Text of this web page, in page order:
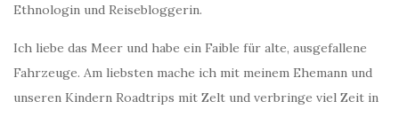
Ethnologin und Reisebloggerin.
Ich liebe das Meer und habe ein Faible für alte, ausgefallene
Fahrzeuge. Am liebsten mache ich mit meinem Ehemann und
unseren Kindern Roadtrips mit Zelt und verbringe viel Zeit in